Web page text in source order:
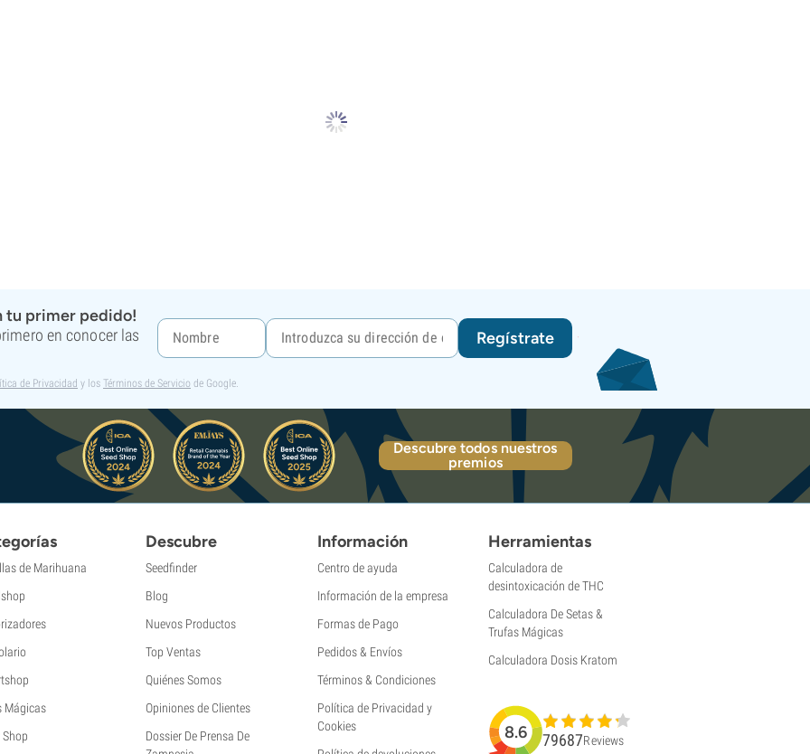
tu primer pedido!
en conocer las
Regístrate
de Privacidad y los Términos de Servicio de Google.
Descubre todos nuestros
premios
de Marihuana
Mágicas
Shop
Descubre
Seedfinder
Blog
Nuevos Productos
Top Ventas
Quiénes Somos
Opiniones de Clientes
Dossier De Prensa De
Información
Centro de ayuda
Información de la empresa
Formas de Pago
Pedidos & Envíos
Términos & Condiciones
Política de Privacidad y
Cookies
Herramientas
Calculadora de
desintoxicación de THC
Calculadora De Setas &
Trufas Mágicas
Calculadora Dosis Kratom
8.6 79687Reviews